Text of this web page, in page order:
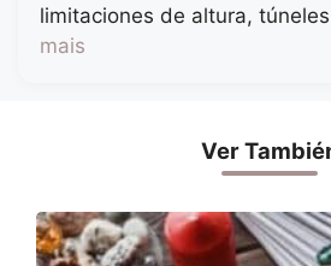
limitaciones de altura,
mais
Ver